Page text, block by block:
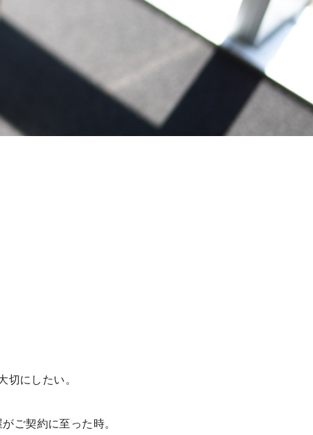
物件を売りたい方へ
採用情報
_お問い合わせ
北部(東金沢方面)
中部(金沢駅/県庁方面)
方面)
その他
小松市 河北郡
切にしたい。
ご契約に至った時。